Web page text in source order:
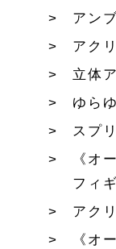
アン
アク
立体
ゆら
スプ
《オ
フィ
アク
《オ